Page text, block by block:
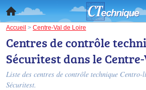
Accueil > Centre-Val de Loire
Centres de contrôle
Sécuritest dans le
Liste des centres de contrôle technique Centro-
Sécuritest.